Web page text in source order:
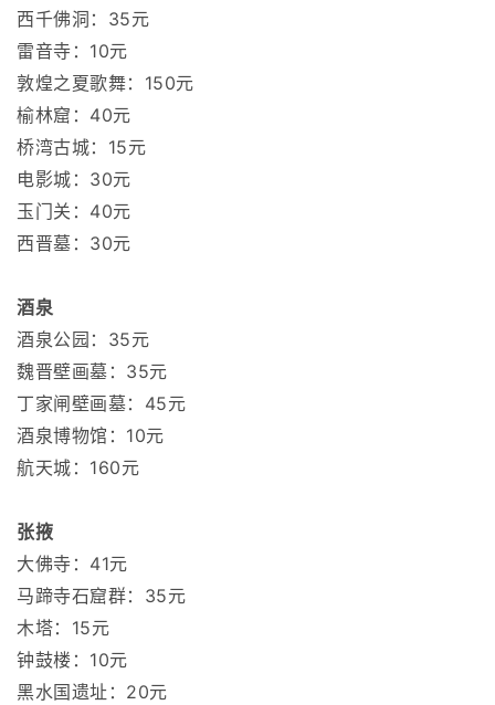
西千佛洞：35元
雷音寺：10元
敦煌之夏歌舞：150元
榆林窟：40元
桥湾古城：15元
电影城：30元
玉门关：40元
西晋墓：30元
酒泉
酒泉公园：35元
魏晋壁画墓：35元
丁家闸壁画墓：45元
酒泉博物馆：10元
航天城：160元
张掖
大佛寺：41元
马蹄寺石窟群：35元
木塔：15元
钟鼓楼：10元
黑水国遗址：20元